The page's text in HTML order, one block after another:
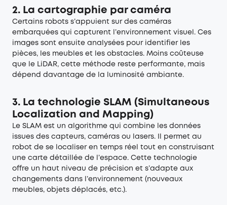
2. La cartographie par caméra
Certains robots s’appuient sur des caméras
embarquées qui capturent l’environnement visuel. Ces
images sont ensuite analysées pour identifier les
pièces, les meubles et les obstacles. Moins coûteuse
que le LiDAR, cette méthode reste performante, mais
dépend davantage de la luminosité ambiante.
3. La technologie SLAM (Simultaneous
Localization and Mapping)
Le SLAM est un algorithme qui combine les données
issues des capteurs, caméras ou lasers. Il permet au
robot de se localiser en temps réel tout en construisant
une carte détaillée de l’espace. Cette technologie
offre un haut niveau de précision et s’adapte aux
changements dans l’environnement (nouveaux
meubles, objets déplacés, etc.).